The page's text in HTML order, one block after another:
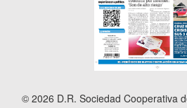
© 2026 D.R. Sociedad Cooperativa